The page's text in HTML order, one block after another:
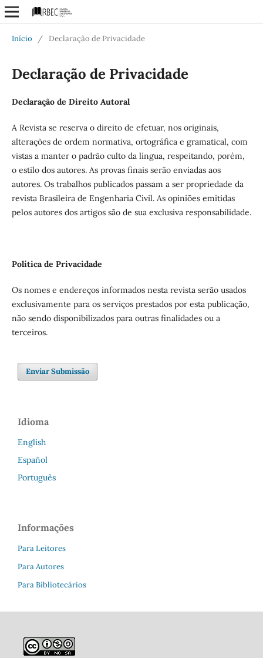
Início / Declaração de Privacidade
Declaração de Privacidade
Declaração de Direito Autoral
A Revista se reserva o direito de efetuar, nos originais,
alterações de ordem normativa, ortográfica e gramatical, com
vistas a manter o padrão culto da língua, respeitando, porém,
o estilo dos autores. As provas finais serão enviadas aos
autores. Os trabalhos publicados passam a ser propriedade da
revista Brasileira de Engenharia Civil. As opiniões emitidas
pelos autores dos artigos são de sua exclusiva responsabilidade.
Política de Privacidade
Os nomes e endereços informados nesta revista serão usados
exclusivamente para os serviços prestados por esta publicação,
não sendo disponibilizados para outras finalidades ou a
terceiros.
Enviar Submissão
Idioma
English
Español
Português
Informações
Para Leitores
Para Autores
Para Bibliotecários